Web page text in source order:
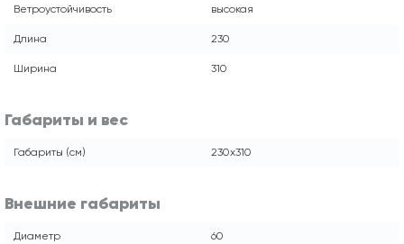
Ветроустойчивость высокая
Длина 230
Ширина 310
Габариты и вес
Габариты (см) 230х310
Внешние габариты
Диаметр 60